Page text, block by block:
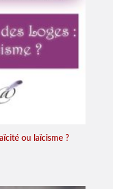
ou laïcisme ?